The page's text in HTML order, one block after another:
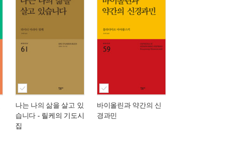
나는 나의 삶을 살고 있
습니다 - 릴케의 기도시
집
바이올린과 약간의 신
경과민